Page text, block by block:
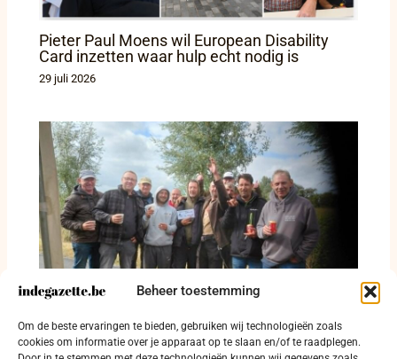
Beheer toestemming
Om de beste ervaringen te bieden, gebruiken wij technologieën zoals
cookies om informatie over je apparaat op te slaan en/of te raadplegen.
Pieter Paul Moens wil European Disability
Card inzetten waar hulp echt nodig is
29 juli 2026
Slechts dertien palingen voor 25 deelnemers
langs de IJzer in Diksmuide